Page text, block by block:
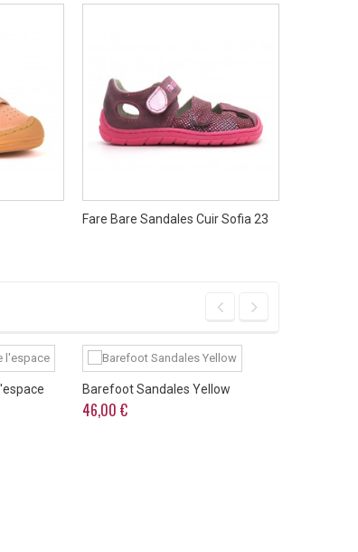
Fare Bare Sandales Cuir Sofia 23
Barefoot Sandales Yellow
46,00 €